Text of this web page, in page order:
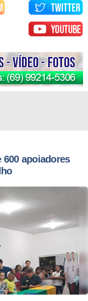
apoiadores